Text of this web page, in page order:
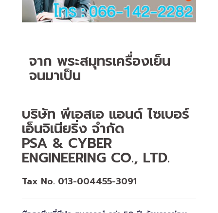
จาก พระสมุทรเครื่องเย็น
จนมาเป็น
บริษัท พีเอสเอ แอนด์ ไซเบอร์
เอ็นจิเนียริ่ง จำกัด
PSA & CYBER
ENGINEERING CO., LTD.
Tax No. 013-004455-3091